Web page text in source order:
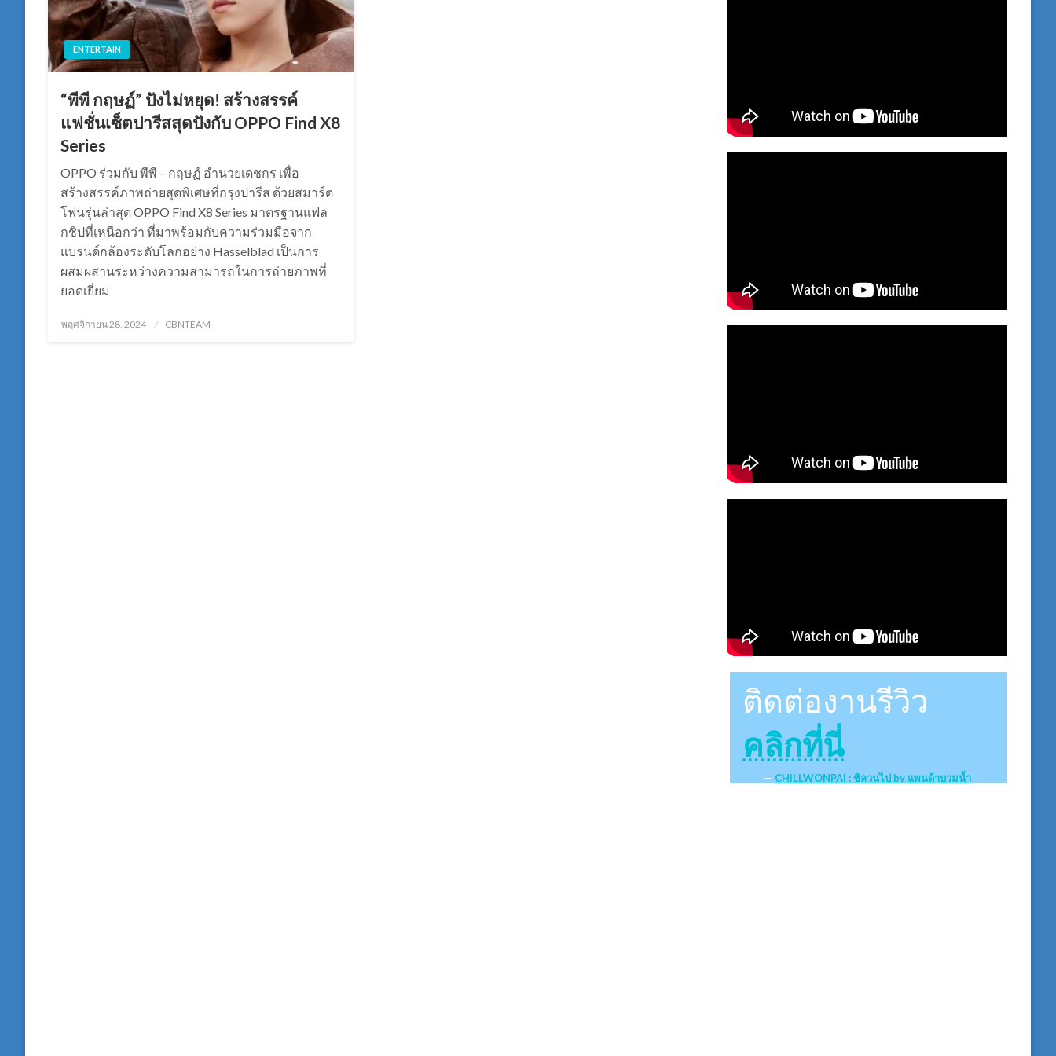
ENTERTAIN
“พีพี กฤษฏ์” ปังไม่หยุด! สร้างสรรค์
แฟชั่นเซ็ตปารีสสุดปังกับ OPPO Find X8
Series
OPPO ร่วมกับ พีพี – กฤษฏ์ อำนวยเดชกร เพื่อ
สร้างสรรค์ภาพถ่ายสุดพิเศษที่กรุงปารีส ด้วยสมาร์ต
โฟนรุ่นล่าสุด OPPO Find X8 Series มาตรฐานแฟล
กชิปที่เหนือกว่า ที่มาพร้อมกับความร่วมมือจาก
แบรนด์กล้องระดับโลกอย่าง Hasselblad เป็นการ
ผสมผสานระหว่างความสามารถในการถ่ายภาพที่
ยอดเยี่ยม
Posted
พฤศจิกายน 28, 2024 CBNTEAM
ติดต่องานรีวิว
คลิกที่นี่
CHILLWONPAI : ชิลวนไป by แพนด้าบวมน้ำ